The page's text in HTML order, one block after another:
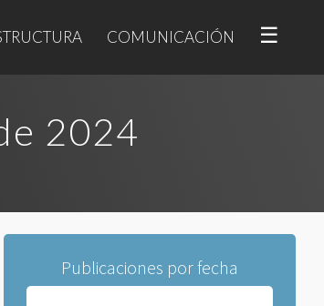
COMUNICACIÓN ☰
2024
Publicaciones por fecha